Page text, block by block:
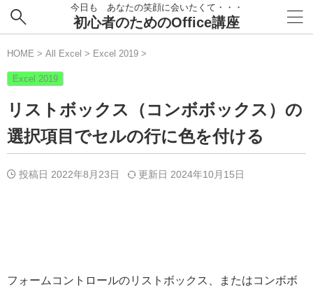
今日も あなたの笑顔に会いたくて・・・
初心者のためのOffice講座
HOME > All Excel > Excel 2019 >
Excel 2019
リストボックス（コンボボックス）の
選択項目でセルの行に色を付ける
投稿日 2022年8月23日 更新日 2024年10月15日
フォームコントロールのリストボックス、またはコンボボ